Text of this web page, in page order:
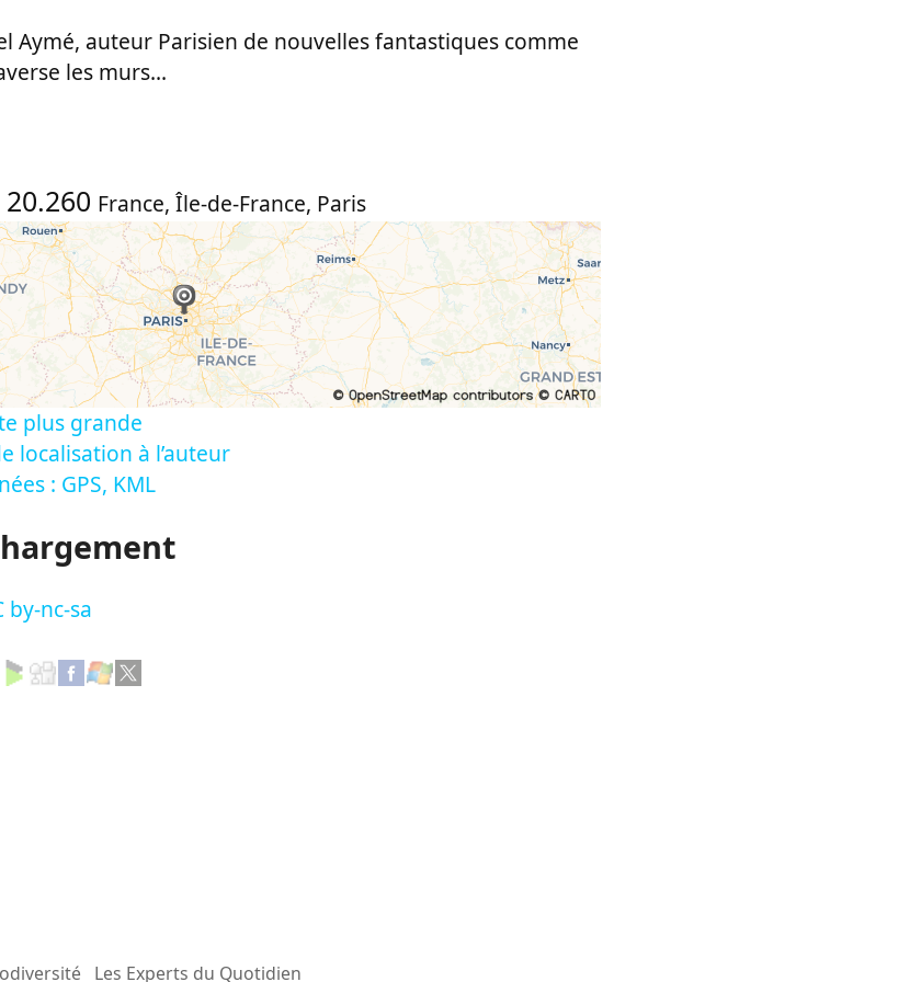
Aymé, auteur Parisien de nouvelles fantastiques comme
les murs...
20.260 France, Île-de-France, Paris
plus grande
localisation à l’auteur
: GPS, KML
by-nc-sa
Les Experts du Quotidien